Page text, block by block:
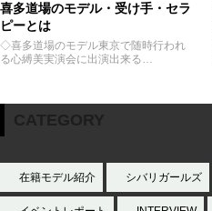
喜多道場のモデル・受け手・セラ
ピーとは
◇喜多道場のモデル東京で随時行われ
る心縛美実演会に出演出来る…
在籍モデル紹介 シバリガールズ